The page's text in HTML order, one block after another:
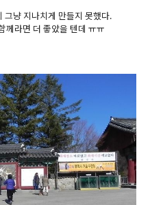
그냥 지나치게 만들지 못했다.
께라면 더 좋았을 텐데 ㅠㅠ